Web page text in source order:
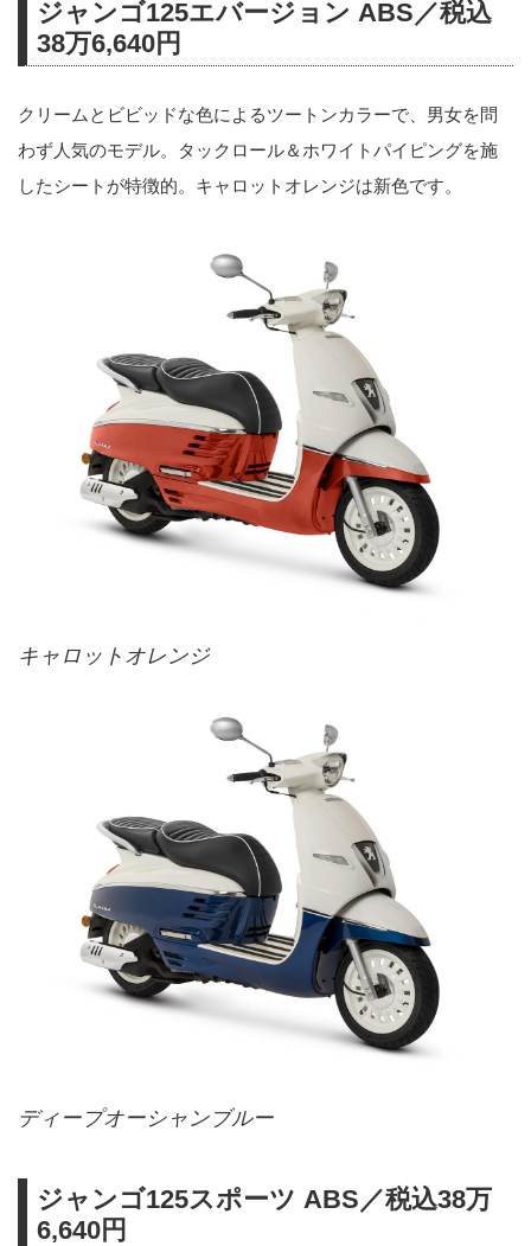
ジャンゴ125エバージョン ABS／税込
38万6,640円
クリームとビビッドな色によるツートンカラーで、男女を問
わず人気のモデル。タックロール＆ホワイトパイピングを施
したシートが特徴的。キャロットオレンジは新色です。
キャロットオレンジ
ディープオーシャンブルー
ジャンゴ125スポーツ ABS／税込38万
6,640円